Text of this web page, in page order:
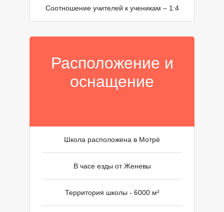
Соотношение учителей к ученикам – 1:4
Расположение и
оснащение
Школа расположена в Мотрё
В часе езды от Женевы
Территория школы - 6000 м²